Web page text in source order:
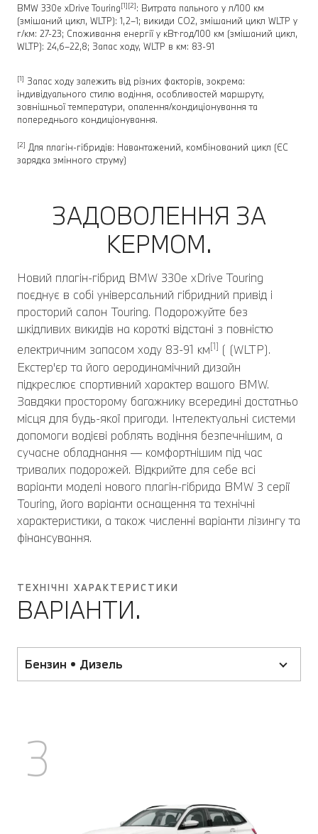
BMW 330e xDrive Touring[1][2]: Витрата пального у л/100 км
(змішаний цикл, WLTP): 1,2–1; викиди CO2, змішаний цикл WLTP у
г/км: 27-23; Споживання енергії у кВт⋅год/100 км (змішаний цикл,
WLTP): 24,6–22,8; Запас ходу, WLTP в км: 83-91
[1] Запас ходу залежить від різних факторів, зокрема:
індивідуального стилю водіння, особливостей маршруту,
зовнішньої температури, опалення/кондиціонування та
попереднього кондиціонування.
[2] Для плагін-гібридів: Навантажений, комбінований цикл (ЄC
зарядка змінного струму)
ЗАДОВОЛЕННЯ ЗА
КЕРМОМ.
Новий плагін-гібрид BMW 330e xDrive Touring
поєднує в собі універсальний гібридний привід і
просторий салон Touring. Подорожуйте без
шкідливих викидів на короткі відстані з повністю
електричним запасом ходу 83-91 км[1] ( (WLTP).
Екстер'єр та його аеродинамічний дизайн
підкреслює спортивний характер вашого BMW.
Завдяки просторому багажнику всередині достатньо
місця для будь-якої пригоди. Інтелектуальні системи
допомоги водієві роблять водіння безпечнішим, а
сучасне обладнання — комфортнішим під час
тривалих подорожей. Відкрийте для себе всі
варіанти моделі нового плагін-гібрида BMW 3 серії
Touring, його варіанти оснащення та технічні
характеристики, а також численні варіанти лізингу та
фінансування.
ТЕХНІЧНІ ХАРАКТЕРИСТИКИ
ВАРІАНТИ.
Бензин • Дизель
3